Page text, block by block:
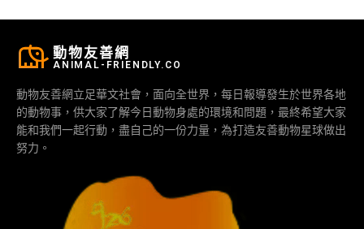
動物友善網
ANIMAL-FRIENDLY.CO
動物友善網立足華文社會，面向全世界，每日報導發生於世界各地
的動物事，供大家了解今日動物身處的環境和問題，最終希望大家
能和我們一起行動，盡自己的一份力量，為打造友善動物星球做出
努力。